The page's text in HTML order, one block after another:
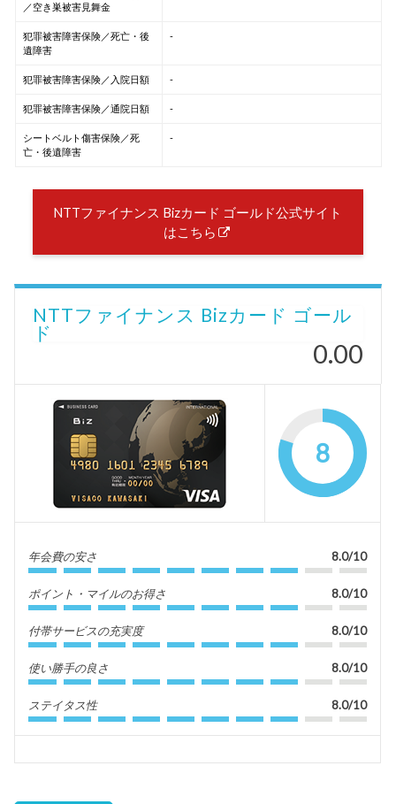
／空き巣被害見舞金
犯罪被害障害保険／死亡・後
遺障害
-
犯罪被害障害保険／入院日額 -
犯罪被害障害保険／通院日額 -
シートベルト傷害保険／死
亡・後遺障害
-
NTTファイナンス Bizカード ゴールド公式サイト
はこちら
NTTファイナンス Bizカード ゴール
ド
0.00
8
年会費の安さ 8.0/10
ポイント・マイルのお得さ 8.0/10
付帯サービスの充実度 8.0/10
使い勝手の良さ 8.0/10
ステイタス性 8.0/10